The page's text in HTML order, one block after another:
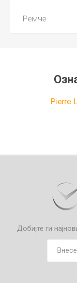
Ремче
Pierre
Добијте ги